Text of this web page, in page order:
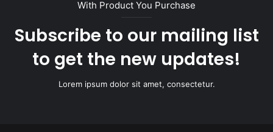
With Product You Purchase
Subscribe to our mailing list
to get the new updates!
Lorem ipsum dolor sit amet, consectetur.